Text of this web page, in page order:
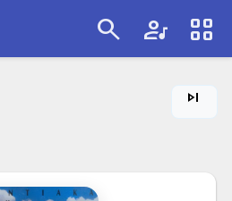
search artist view_cozy
skip_next